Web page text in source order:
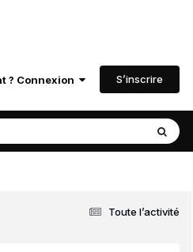
? Connexion S’inscrire
Toute l’activité